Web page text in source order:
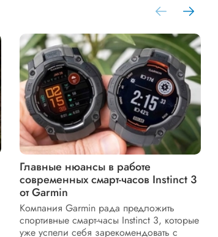
Главные нюансы в работе
современных смарт-часов Instinct 3
от Garmin
Компания Garmin рада предложить
спортивные смарт-часы Instinct 3, которые
уже успели себя зарекомендовать с